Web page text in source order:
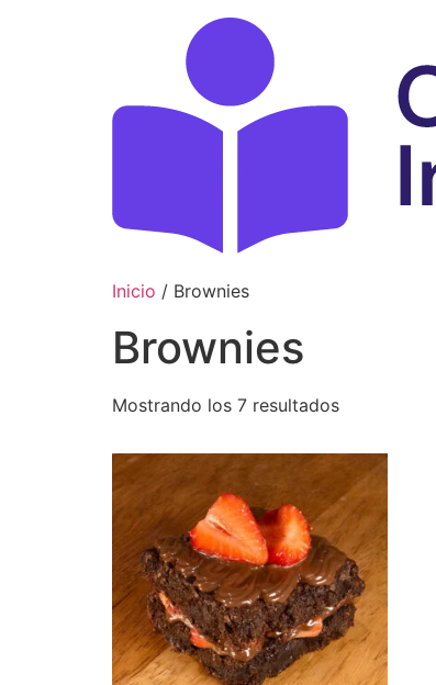
Inicio / Brownies
Brownies
Mostrando los 7 resultados